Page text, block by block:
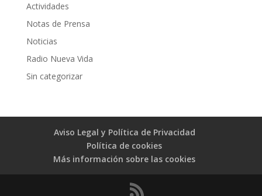
Actividades
Notas de Prensa
Noticias
Radio Nueva Vida
Sin categorizar
Aviso Legal y Política de Privacidad
Política de cookies
Más información sobre las cookies